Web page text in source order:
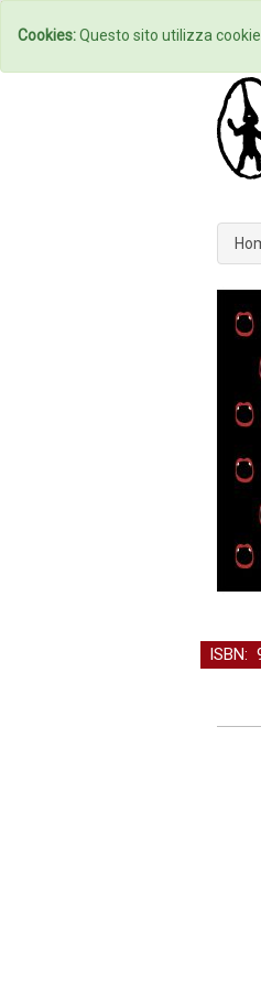
ISBN:
Cookies:Questo sito utilizza